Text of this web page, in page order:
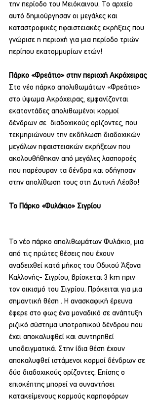
την περίοδο του Μειόκαινου. Το αρχείο
αυτό δημιούργησαν οι μεγάλες και
καταστροφικές ηφαιστειακές εκρήξεις που
γνώρισε η περιοχή για μια περίοδο τριών
περίπου εκατομμυρίων ετών!
Πάρκο «Φρεάτιο» στην περιοχή Ακρόχειρας
Στο νέο πάρκο απολιθωμάτων «Φρεάτιο»
στο ύψωμα Ακρόχειρας, εμφανίζονται
εκατοντάδες απολιθωμένοι κορμοί
δένδρων σε  διαδοχικούς ορίζοντες, που
τεκμηριώνουν την εκδήλωση διαδοχικών
μεγάλων ηφαιστειακών εκρήξεων που
ακολουθήθηκαν από μεγάλες λασποροές
που παρέσυραν τα δένδρα και οδήγησαν
στην απολίθωση τους στη Δυτική Λέσβο!
Το Πάρκο «Φυλάκιο» Σιγρίου
Το νέο πάρκο απολιθωμάτων Φυλάκιο, μια
από τις πρώτες θέσεις που έχουν
αναδειχθεί κατά μήκος του Οδικού Άξονα
Καλλονής- Σιγρίου, βρίσκεται 3 km πριν
τον οικισμό του Σιγρίου. Πρόκειται για μια
σημαντική θέση . Η ανασκαφική έρευνα
έφερε στο φως ένα μοναδικό σε ανάπτυξη
ριζικό σύστημα υποτροπικού δένδρου που
έχει αποκαλυφθεί και συντηρηθεί
υποδειγματικά. Στην ίδια θέση έχουν
αποκαλυφθεί ιστάμενοι κορμοί δένδρων σε
δύο διαδοχικούς ορίζοντες. Επίσης ο
επισκέπτης μπορεί να συναντήσει
κατακείμενους κορμούς καρποφόρων